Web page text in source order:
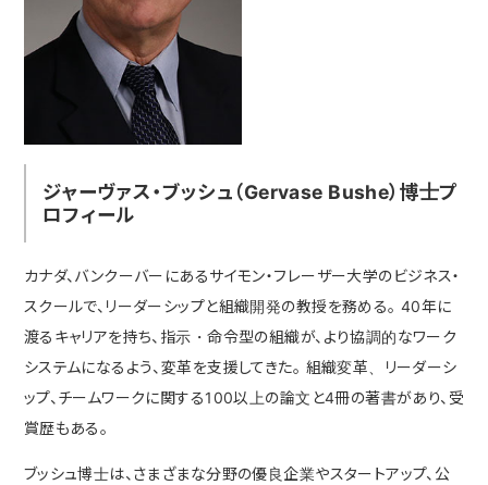
ジャーヴァス・ブッシュ（Gervase Bushe）博士プ
ロフィール
カナダ、バンクーバーにあるサイモン・フレーザー大学のビジネス・
スクールで、リーダーシップと組織開発の教授を務める。 40年に
渡るキャリアを持ち、指示・命令型の組織が、より協調的なワーク
システムになるよう、変革を支援してきた。 組織変革、リーダーシ
ップ、チームワークに関する100以上の論文と4冊の著書があり、受
賞歴もある。
ブッシュ博士は、さまざまな分野の優良企業やスタートアップ、公